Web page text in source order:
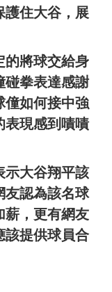
護住大谷，展
的將球交給身
碰拳表達感謝
僮如何接中強
表現感到嘖嘖
示大谷翔平該
友認為該名球
薪，更有網友
該提供球員合